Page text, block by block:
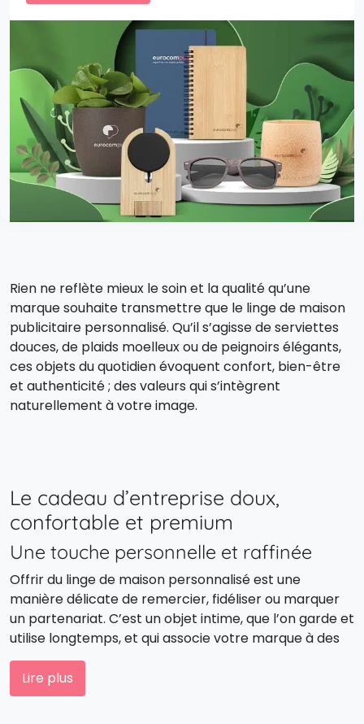
Rien ne reflète mieux le soin et la qualité qu’une
marque souhaite transmettre que le linge de maison
publicitaire personnalisé. Qu’il s’agisse de serviettes
douces, de plaids moelleux ou de peignoirs élégants,
ces objets du quotidien évoquent confort, bien-être
et authenticité ; des valeurs qui s’intègrent
naturellement à votre image.
Le cadeau d’entreprise doux,
confortable et premium
Une touche personnelle et raffinée
Offrir du linge de maison personnalisé est une
manière délicate de remercier, fidéliser ou marquer
un partenariat. C’est un objet intime, que l’on garde et
utilise longtemps, et qui associe votre marque à des
moments de détente et de confort.
Un symbole de bien-être et de qualité
Lire plus